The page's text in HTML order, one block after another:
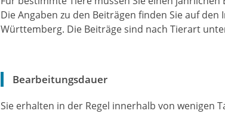
Die Angaben zu den Beiträgen finden Sie auf
Württemberg. Die Beiträge sind nach Tierart
Bearbeitungsdauer
Sie erhalten in der Regel innerhalb von wenigen